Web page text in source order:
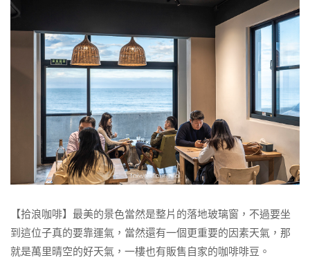
【拾浪咖啡】最美的景色當然是整片的落地玻璃窗，不過要坐
到這位子真的要靠運氣，當然還有一個更重要的因素天氣，那
就是萬里晴空的好天氣，一樓也有販售自家的咖啡啡豆。